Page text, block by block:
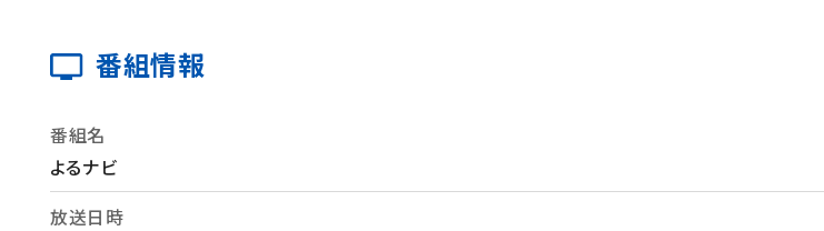
番組情報
番組名
よるナビ
放送日時